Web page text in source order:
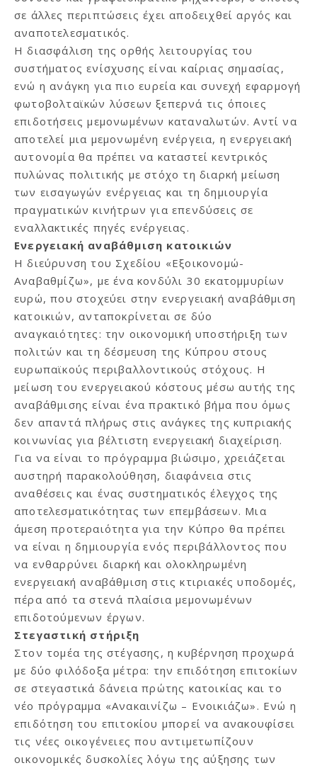
σε άλλες περιπτώσεις έχει αποδειχθεί αργός και
αναποτελεσματικός.
Η διασφάλιση της ορθής λειτουργίας του
συστήματος ενίσχυσης είναι καίριας σημασίας,
ενώ η ανάγκη για πιο ευρεία και συνεχή εφαρμογή
φωτοβολταϊκών λύσεων ξεπερνά τις όποιες
επιδοτήσεις μεμονωμένων καταναλωτών. Αντί να
αποτελεί μια μεμονωμένη ενέργεια, η ενεργειακή
αυτονομία θα πρέπει να καταστεί κεντρικός
πυλώνας πολιτικής με στόχο τη διαρκή μείωση
των εισαγωγών ενέργειας και τη δημιουργία
πραγματικών κινήτρων για επενδύσεις σε
εναλλακτικές πηγές ενέργειας.
Ενεργειακή αναβάθμιση κατοικιών
Η διεύρυνση του Σχεδίου «Εξοικονομώ-
Αναβαθμίζω», με ένα κονδύλι 30 εκατομμυρίων
ευρώ, που στοχεύει στην ενεργειακή αναβάθμιση
κατοικιών, ανταποκρίνεται σε δύο
αναγκαιότητες: την οικονομική υποστήριξη των
πολιτών και τη δέσμευση της Κύπρου στους
ευρωπαϊκούς περιβαλλοντικούς στόχους. Η
μείωση του ενεργειακού κόστους μέσω αυτής της
αναβάθμισης είναι ένα πρακτικό βήμα που όμως
δεν απαντά πλήρως στις ανάγκες της κυπριακής
κοινωνίας για βέλτιστη ενεργειακή διαχείριση.
Για να είναι το πρόγραμμα βιώσιμο, χρειάζεται
αυστηρή παρακολούθηση, διαφάνεια στις
αναθέσεις και ένας συστηματικός έλεγχος της
αποτελεσματικότητας των επεμβάσεων. Μια
άμεση προτεραιότητα για την Κύπρο θα πρέπει
να είναι η δημιουργία ενός περιβάλλοντος που
να ενθαρρύνει διαρκή και ολοκληρωμένη
ενεργειακή αναβάθμιση στις κτιριακές υποδομές,
πέρα από τα στενά πλαίσια μεμονωμένων
επιδοτούμενων έργων.
Στεγαστική στήριξη
Στον τομέα της στέγασης, η κυβέρνηση προχωρά
με δύο φιλόδοξα μέτρα: την επιδότηση επιτοκίων
σε στεγαστικά δάνεια πρώτης κατοικίας και το
νέο πρόγραμμα «Ανακαινίζω – Ενοικιάζω». Ενώ η
επιδότηση του επιτοκίου μπορεί να ανακουφίσει
τις νέες οικογένειες που αντιμετωπίζουν
οικονομικές δυσκολίες λόγω της αύξησης των